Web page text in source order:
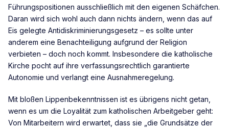
Führungspositionen ausschließlich mit den eigenen Schäfchen.
Daran wird sich wohl auch dann nichts ändern, wenn das auf
Eis gelegte Antidiskriminierungsgesetz – es sollte unter
anderem eine Benachteiligung aufgrund der Religion
verbieten – doch noch kommt. Insbesondere die katholische
Kirche pocht auf ihre verfassungsrechtlich garantierte
Autonomie und verlangt eine Ausnahmeregelung.
Mit bloßen Lippenbekenntnissen ist es übrigens nicht getan,
wenn es um die Loyalität zum katholischen Arbeitgeber geht:
Von Mitarbeitern wird erwartet, dass sie „die Grundsätze der